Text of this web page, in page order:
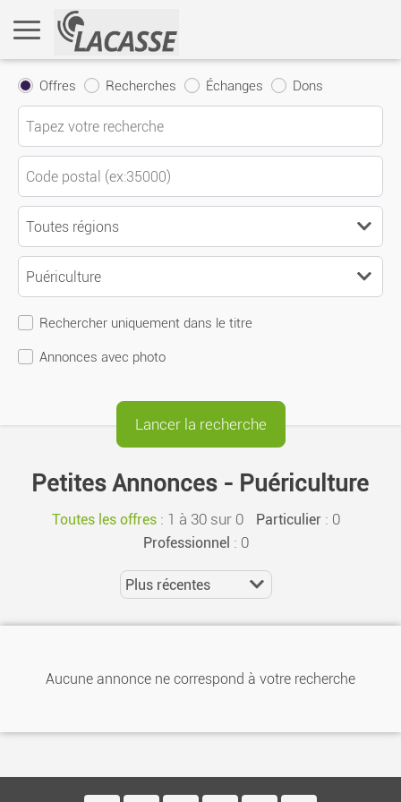
Offres Recherches Échanges Dons
Rechercher uniquement dans le titre
Annonces avec photo
Petites Annonces - Puériculture
Toutes les offres: 1 à 30 sur 0 Particulier: 0
Professionnel : 0
Aucune annonce ne correspond à votre recherche